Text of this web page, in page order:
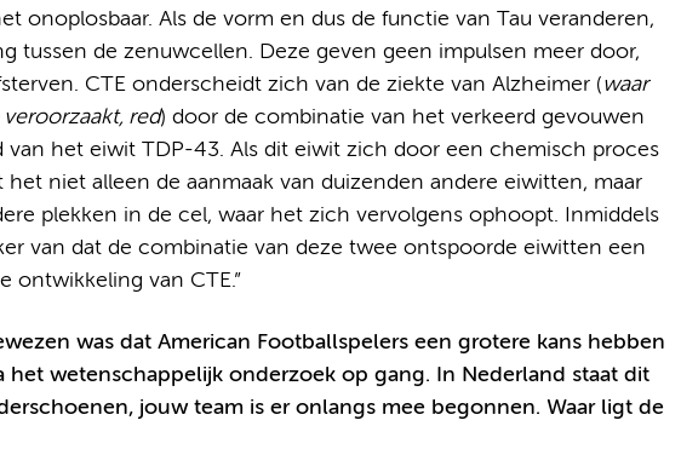
onoplosbaar. Als de vorm en dus de functie van Tau veranderen,
tussen de zenuwcellen. Deze geven geen impulsen meer door,
CTE onderscheidt zich van de ziekte van Alzheimer (waar
red) door de combinatie van het verkeerd gevouwen
van het eiwit TDP-43. Als dit eiwit zich door een chemisch proces
niet alleen de aanmaak van duizenden andere eiwitten, maar
plekken in de cel, waar het zich vervolgens ophoopt. Inmiddels
van dat de combinatie van deze twee ontspoorde eiwitten een
ontwikkeling van CTE.”
was dat American Footballspelers een grotere kans hebben
het wetenschappelijk onderzoek op gang. In Nederland staat dit
jouw team is er onlangs mee begonnen. Waar ligt de